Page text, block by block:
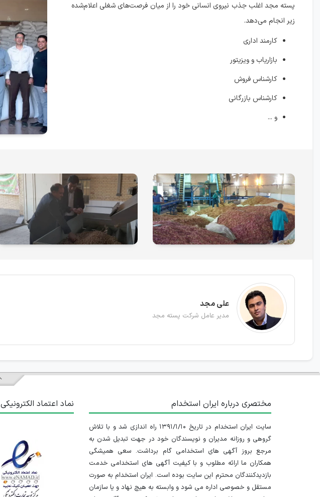
پسته مجد اغلب جذب نیروی انسانی خود را از میان فرصت‌های شغلی اعلام‌شده
زیر انجام می‌دهد.
کارمند اداری
بازاریاب و ویزیتور
کارشناس فروش
کارشناس بازرگانی
و ...
علی مجد
مدیر عامل شرکت پسته مجد
مختصری درباره ایران استخدام
سایت ایران استخدام در تاریخ ۱۳۹۱/۱/۱۰ راه اندازی شد و با تلاش
گروهی و روزانه مدیران و نویسندگان خود در جهت تبدیل شدن به
مرجع بروز آگهی های استخدامی گام برداشت. سعی همیشگی
همکاران ما ارائه مطلوب و با کیفیت آگهی های استخدامی خدمت
بازدیدکنندگان محترم این سایت بوده است. ایران استخدام به صورت
مستقل و خصوصی اداره می شود و وابسته به هیچ نهاد و یا سازمان
نماد اعتماد الکترونیکی